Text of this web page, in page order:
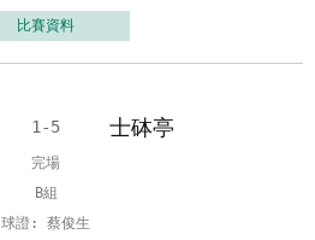
比賽資料
1-5 士砵亭
完場
B組
球證: 蔡俊生